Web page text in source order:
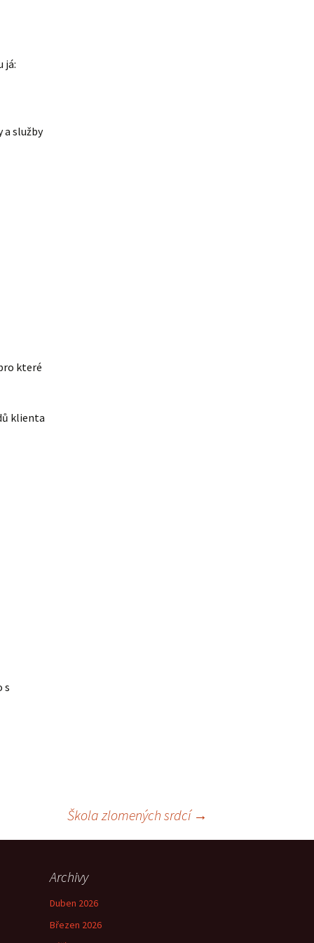
já:
a služby
které
klienta
s
Škola zlomených srdcí →
Archivy
Duben 2026
Březen 2026